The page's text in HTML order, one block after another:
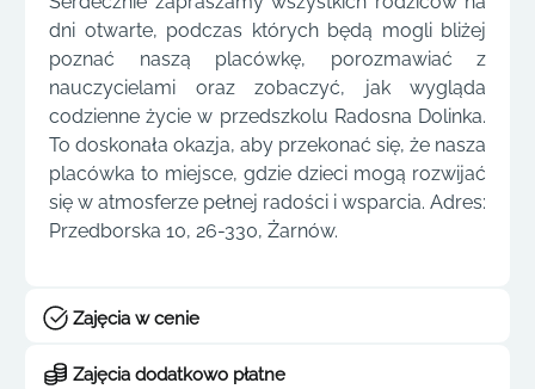
dni otwarte, podczas których będą mogli bliżej
poznać naszą placówkę, porozmawiać z
nauczycielami oraz zobaczyć, jak wygląda
codzienne życie w przedszkolu Radosna Dolinka.
To doskonała okazja, aby przekonać się, że nasza
placówka to miejsce, gdzie dzieci mogą rozwijać
się w atmosferze pełnej radości i wsparcia. Adres:
Przedborska 10, 26-330, Żarnów.
Zajęcia w cenie
Zajęcia dodatkowo płatne